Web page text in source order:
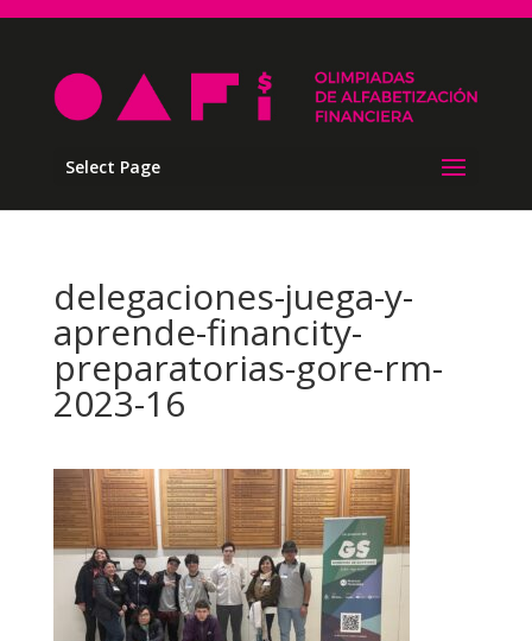
Select Page
delegaciones-juega-y-
aprende-financity-
preparatorias-gore-rm-
2023-16